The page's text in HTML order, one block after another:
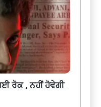
ਰੋਕ , ਨਹੀਂ ਹੋਵੇਗੀ